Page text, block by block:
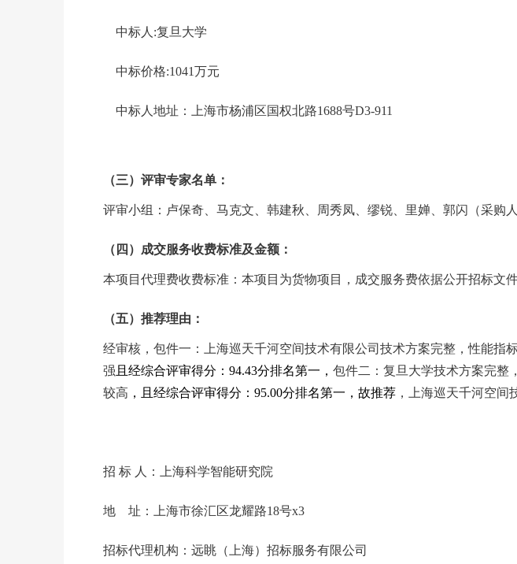
中标人:复旦大学
中标价格:1041万元
中标人地址：上海市杨浦区国权北路1688号D3-911
（三）评审专家名单：
评审小组：卢保奇、马克文、韩建秋、周秀凤、缪锐、里婵、郭闪（采购人
（四）成交服务收费标准及金额：
本项目代理费收费标准：本项目为货物项目，成交服务费依据公开招标文
（五）推荐理由：
经审核，包件一：上海巡天千河空间技术有限公司技术方案完整，性能
强 且经综合评审得分：94.43分排名第一， 包件二：复旦大学技术方案完整
较高 ，且经综合评审得分：95.00分排名第一，故推荐，上海巡天千河空间
招 标 人：上海科学智能研究院
地 址：上海市徐汇区龙耀路18号x3
招标代理机构：远眺（上海）招标服务有限公司